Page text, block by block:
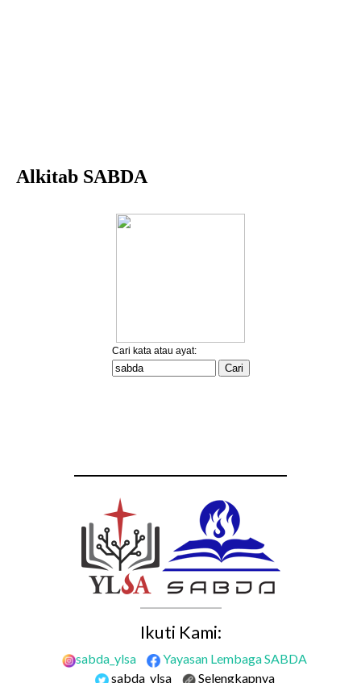
Ikuti Kami:
sabda_ylsa
Yayasan Lembaga SABDA
sabda_ylsa
Selengkapnya